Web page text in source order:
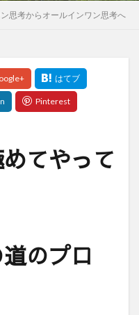
思考からオールインワン思考へ
てやって
のプロ